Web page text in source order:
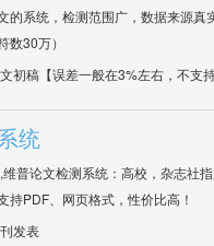
的系统，检测范围广，数据来源
数30万）
初稿【误差一般在3%左右，不支
统
普论文检测系统：高校，杂志社
持PDF、网页格式，性价比高！
发表